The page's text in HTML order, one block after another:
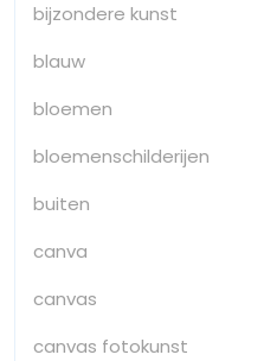
bijzondere kunst
blauw
bloemen
bloemenschilderijen
buiten
canva
canvas
canvas fotokunst